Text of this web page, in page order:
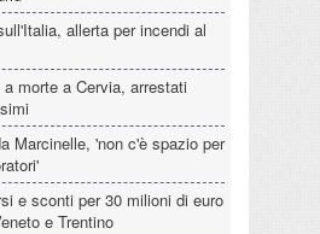
allerta per incendi al
morte a Cervia, arrestati
Marcinelle, 'non c'è spazio per
e sconti per 30 milioni di euro
e Trentino